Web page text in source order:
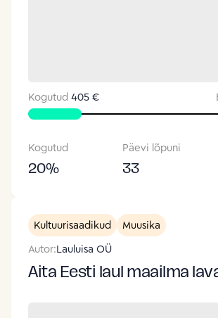
Kogutud 405 €
Kogutud
20%
Päevi lõpuni
33
Kultuurisaadikud
Muusika
Autor:Lauluisa OÜ
Aita Eesti laul maailma